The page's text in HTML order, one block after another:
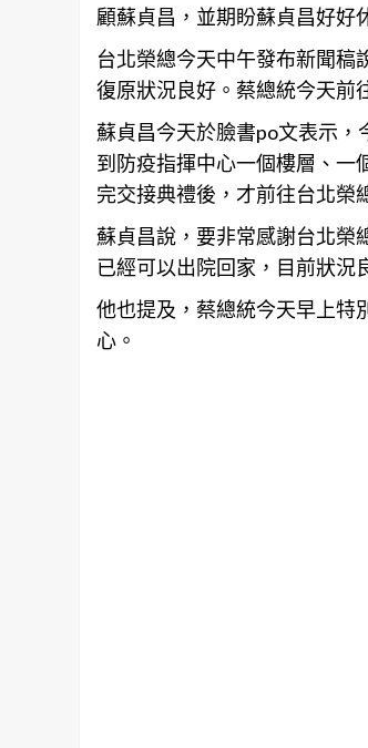
顧蘇貞昌，並期盼蘇貞昌好好
台北榮總今天中午發布新聞稿
復原狀況良好。蔡總統今天前
蘇貞昌今天於臉書po文表示，
到防疫指揮中心一個樓層、一
完交接典禮後，才前往台北榮
蘇貞昌說，要非常感謝台北榮
已經可以出院回家，目前狀況
他也提及，蔡總統今天早上特
心。